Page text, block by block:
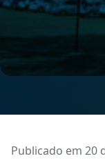
Publicado em 20